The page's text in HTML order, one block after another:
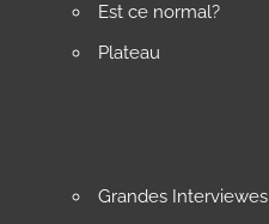
Est ce normal?
Plateau
Grandes Interviewes